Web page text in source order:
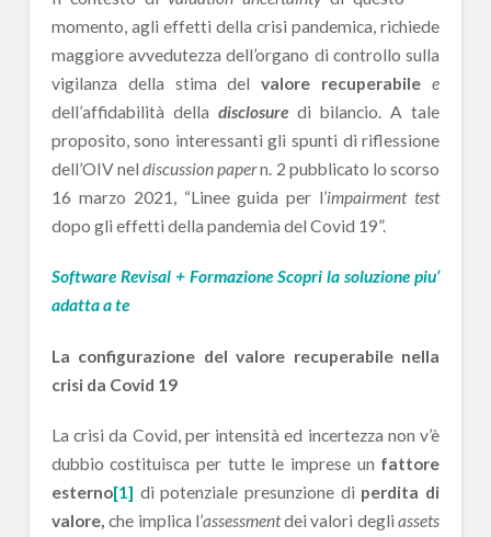
momento, agli effetti della crisi pandemica, richiede
maggiore avvedutezza dell’organo di controllo sulla
vigilanza della stima delvalore recuperabile e
dell’affidabilità della disclosure di bilancio. A tale
proposito, sono interessanti gli spunti di riflessione
dell’OIV neldiscussion papern. 2 pubblicato lo scorso
16 marzo 2021, “Linee guida per l’impairment test
dopo gli effetti della pandemia del Covid 19”.
Software Revisal + Formazione Scopri la soluzione piu’
adatta a te
La configurazione del valore recuperabile nella
crisi da Covid 19
La crisi da Covid, per intensità ed incertezza non v’è
dubbio costituisca per tutte le imprese un fattore
esterno[1] di potenziale presunzione di perdita di
valore, che implica l’assessmentdei valori degli assets